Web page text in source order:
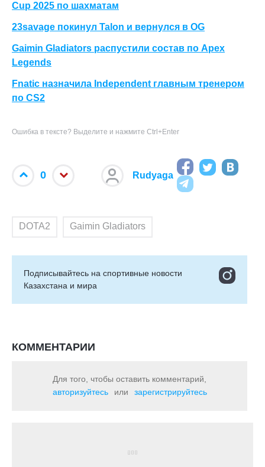
Cup 2025 по шахматам
23savage покинул Talon и вернулся в OG
Gaimin Gladiators распустили состав по Apex
Legends
Fnatic назначила Independent главным тренером
по CS2
Ошибка в тексте? Выделите и нажмите Ctrl+Enter
0 Rudyaga
DOTA2 Gaimin Gladiators
Подписывайтесь на cпортивные новости
Казахстана и мира
КОММЕНТАРИИ
Для того, чтобы оставить комментарий,
авторизуйтесь
или зарегистрируйтесь